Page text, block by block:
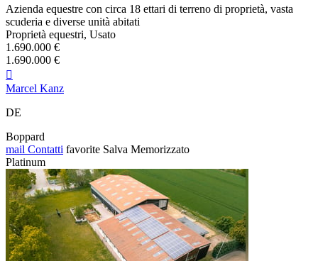
Azienda equestre con circa 18 ettari di terreno di proprietà, vasta
scuderia e diverse unità abitati
Proprietà equestri, Usato
1.690.000 €
1.690.000 €

Marcel Kanz
DE
Boppard
mail Contatti favorite Salva Memorizzato
Platinum